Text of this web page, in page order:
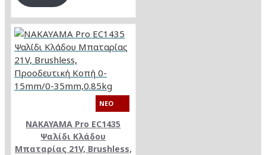
NEO
NAKAYAMA Pro EC1435
Ψαλίδι Κλάδου
Μπαταρίας 21V, Brushless,